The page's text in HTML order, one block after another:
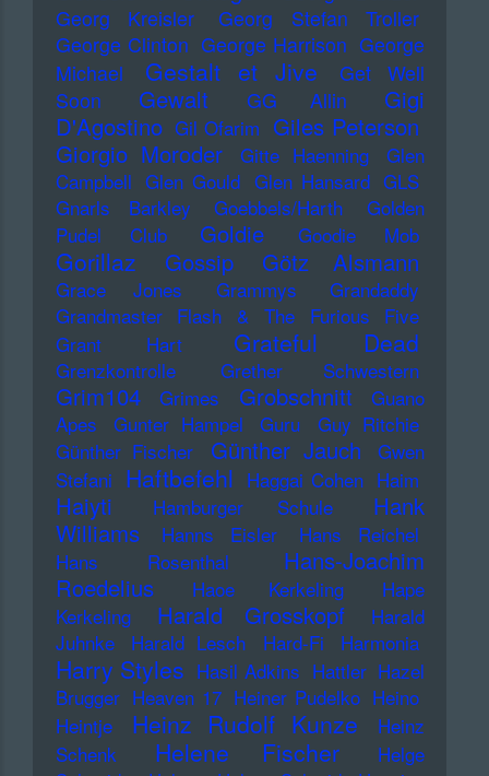
Georg Kreisler
Georg Stefan Troller
George Clinton George Harrison George
Michael
Gestalt et Jive
Get Well
Soon
Gewalt GG Allin
Gigi
D'Agostino Gil Ofarim Giles Peterson
Giorgio Moroder
Gitte Haenning
Glen
Campbell Glen Gould Glen Hansard GLS
Gnarls Barkley
Goebbels/Harth
Golden
Pudel Club
Goldie Goodie Mob
Gorillaz Gossip Götz Alsmann
Grace Jones Grammys
Grandaddy
Grandmaster Flash & The Furious Five
Grant Hart
Grateful Dead
Grenzkontrolle Grether Schwestern
Grim104 Grimes Grobschnitt
Guano
Apes
Gunter Hampel Guru
Guy Ritchie
Günther Fischer
Günther Jauch
Gwen
Stefani Haftbefehl Haggai Cohen Haim
Haiyti Hamburger Schule
Hank
Williams
Hanns Eisler
Hans Reichel
Hans Rosenthal
Hans-Joachim
Roedelius
Haoe Kerkeling
Hape
Kerkeling
Harald Grosskopf
Harald
Juhnke
Harald Lesch Hard-Fi Harmonia
Harry Styles Hasil Adkins Hattler Hazel
Brugger Heaven 17 Heiner Pudelko Heino
Heintje
Heinz Rudolf Kunze
Heinz
Schenk
Helene Fischer
Helge